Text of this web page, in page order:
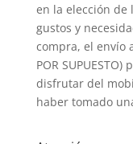
en la elección de
gustos y
compra, el envío
POR
disfrutar del
haber tomado